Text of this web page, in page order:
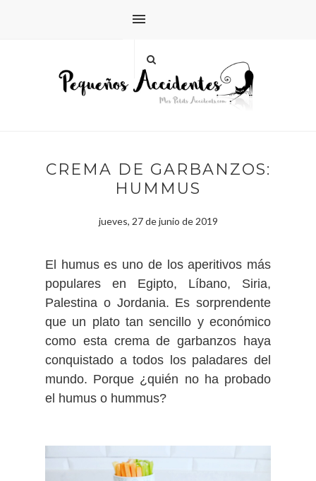
CREMA DE GARBANZOS:
HUMMUS
jueves, 27 de junio de 2019
El humus es uno de los aperitivos más
populares en Egipto, Líbano, Siria,
Palestina o Jordania. Es sorprendente
que un plato tan sencillo y económico
como esta crema de garbanzos haya
conquistado a todos los paladares del
mundo. Porque ¿quién no ha probado
el humus o hummus?